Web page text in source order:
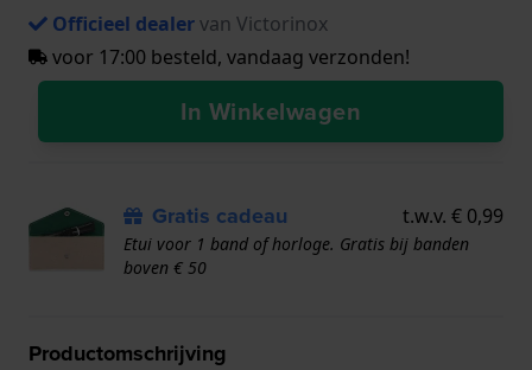
Officieel dealervan Victorinox
voor 17:00 besteld, vandaag verzonden!
In Winkelwagen
Gratis cadeau t.w.v. € 0,99
Etui voor 1 band of horloge. Gratis bij banden
boven € 50
Productomschrijving